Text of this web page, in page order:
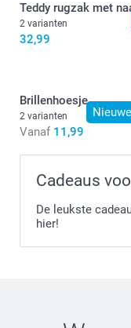
Teddy rugzak met
2 varianten
32,99
Brillenhoesje
2 varianten
Vanaf 11,99
Cadeaus
De leukste
hier!